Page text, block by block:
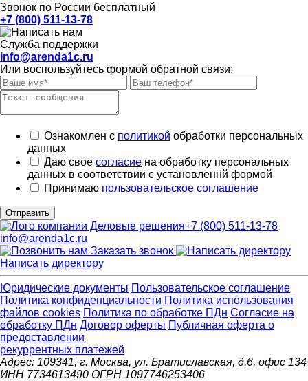
Звонок по России бесплатный
+7 (800) 511-13-78
Служба поддержки
info@arenda1c.ru
Или воспользуйтесь формой обратной связи:
Ознакомлен с политикой обработки персональных
данных
Даю свое согласие на обработку персональных
данных в соответствии с установленнй формой
Принимаю пользовательское соглашение
Отправить
+7 (800) 511-13-78
info@arenda1c.ru
Заказать звонок
Написать директору
Юридические документы Пользовательское соглашение
Политика конфиденциальности Политика использования
файлов cookies Политика по обработке ПДн Cогласие на
обработку ПДн Договор оферты Публичная оферта о
предоставлении
рекуррентных платежей
Адрес: 109341, г. Москва, ул. Братиславская, д.6, офис 134
ИНН 7734613490 ОГРН 1097746253406